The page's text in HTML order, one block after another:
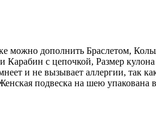
можно дополнить Браслетом,
с цепочкой, Размер кулона
и не вызывает аллергии, так
подвеска на шею